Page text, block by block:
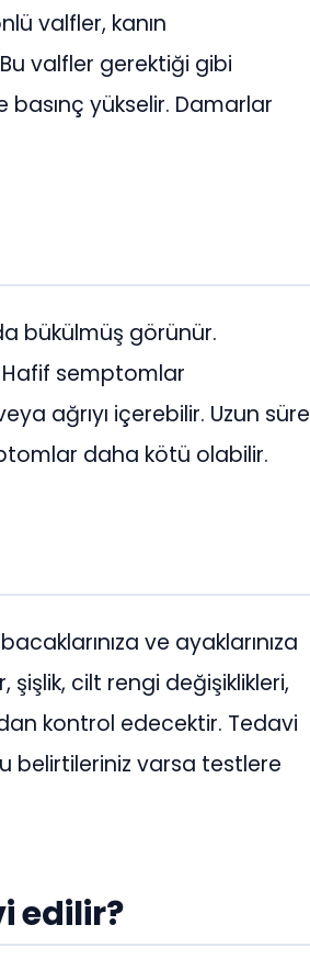
valfler, kanın
valfler gerektiği gibi
basınç yükselir. Damarlar
bükülmüş görünür.
semptomlar
ağrıyı içerebilir. Uzun süre
daha kötü olabilir.
ve ayaklarınıza
şişlik, cilt rengi değişiklikleri,
kontrol edecektir. Tedavi
belirtileriniz varsa testlere
edilir?